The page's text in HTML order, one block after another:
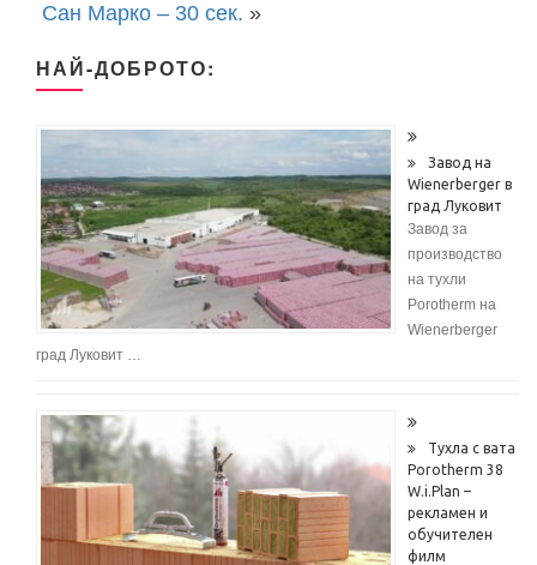
Сан Марко – 30 сек. »
НАЙ-ДОБРОТО:
Завод на
Wienerberger в
град Луковит
Завод за
производство
на тухли
Porotherm на
Wienerberger
град Луковит …
Тухла с вата
Porotherm 38
W.i.Plan –
рекламен и
обучителен
филм